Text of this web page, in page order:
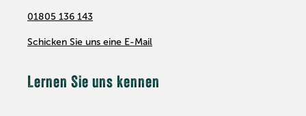
01805 136 143
Schicken Sie uns eine E-Mail
Lernen Sie uns kennen